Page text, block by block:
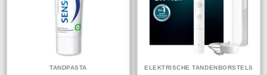
TANDPASTA ELEKTRISCHE TANDENBORSTELS